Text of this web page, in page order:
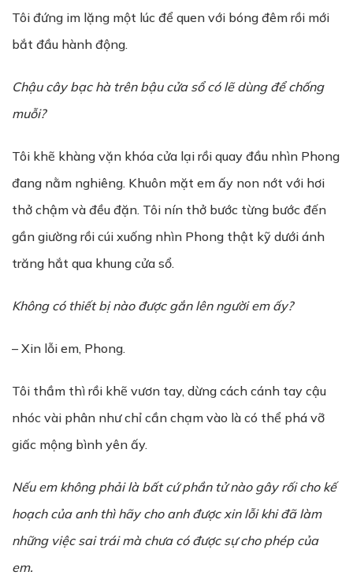
Tôi đứng im lặng một lúc để quen với bóng đêm rồi mới
bắt đầu hành động.
Chậu cây bạc hà trên bậu cửa sổ có lẽ dùng để chống
muỗi?
Tôi khẽ khàng vặn khóa cửa lại rồi quay đầu nhìn Phong
đang nằm nghiêng. Khuôn mặt em ấy non nớt với hơi
thở chậm và đều đặn. Tôi nín thở bước từng bước đến
gần giường rồi cúi xuống nhìn Phong thật kỹ dưới ánh
trăng hắt qua khung cửa sổ.
Không có thiết bị nào được gắn lên người em ấy?
– Xin lỗi em, Phong.
Tôi thầm thì rồi khẽ vươn tay, dừng cách cánh tay cậu
nhóc vài phân như chỉ cần chạm vào là có thể phá vỡ
giấc mộng bình yên ấy.
Nếu em không phải là bất cứ phần tử nào gây rối cho kế
hoạch của anh thì hãy cho anh được xin lỗi khi đã làm
những việc sai trái mà chưa có được sự cho phép của
em.